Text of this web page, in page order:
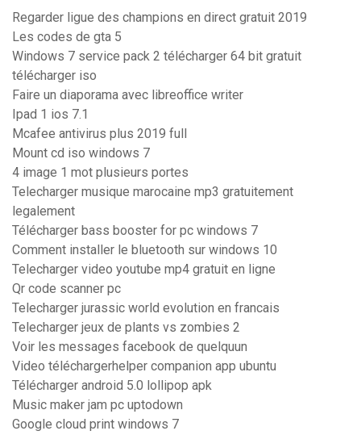
Regarder ligue des champions en direct gratuit 2019
Les codes de gta 5
Windows 7 service pack 2 télécharger 64 bit gratuit
télécharger iso
Faire un diaporama avec libreoffice writer
Ipad 1 ios 7.1
Mcafee antivirus plus 2019 full
Mount cd iso windows 7
4 image 1 mot plusieurs portes
Telecharger musique marocaine mp3 gratuitement
legalement
Télécharger bass booster for pc windows 7
Comment installer le bluetooth sur windows 10
Telecharger video youtube mp4 gratuit en ligne
Qr code scanner pc
Telecharger jurassic world evolution en francais
Telecharger jeux de plants vs zombies 2
Voir les messages facebook de quelquun
Video téléchargerhelper companion app ubuntu
Télécharger android 5.0 lollipop apk
Music maker jam pc uptodown
Google cloud print windows 7